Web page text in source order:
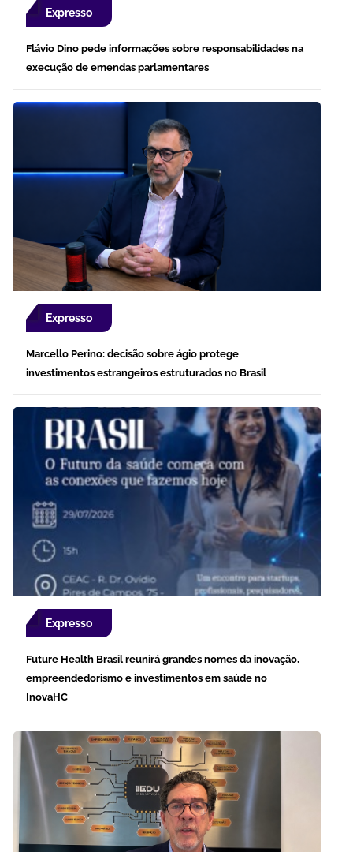
Expresso
Flávio Dino pede informações sobre responsabilidades na
execução de emendas parlamentares
Expresso
Marcello Perino: decisão sobre ágio protege
investimentos estrangeiros estruturados no Brasil
Expresso
Future Health Brasil reunirá grandes nomes da inovação,
empreendedorismo e investimentos em saúde no
InovaHC